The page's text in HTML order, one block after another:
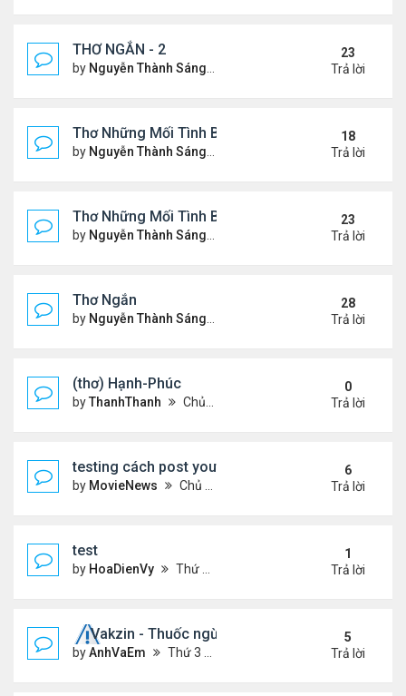
THƠ NGẮN - 2
by Nguyễn Thành Sáng Chủ nhật Tháng 7 30, 2023
23
Trả lời
Thơ Những Mối Tình Buồn (2)
by Nguyễn Thành Sáng Thứ 2 Tháng 5 22, 2023 8:48
18
Trả lời
Thơ Những Mối Tình Buồn
by Nguyễn Thành Sáng Thứ 7 Tháng 2 04, 2023 12:26
23
Trả lời
Thơ Ngắn
by Nguyễn Thành Sáng Thứ 7 Tháng 12 17, 2022 6:28
28
Trả lời
(thơ) Hạnh-Phúc
byThanhThanh Chủ nhật Tháng 1 23, 2022 12:25 pm
0
Trả lời
testing cách post youtube video
by MovieNews Chủ nhật Tháng 10 11, 2020 12:18 pm
6
Trả lời
test
by HoaDienVy Thứ 4 Tháng 12 02, 2020 12:22 pm
1
Trả lời
Vakzin - Thuốc ngừa corona
byAnhVaEm Thứ 3 Tháng 1 19, 2021 3:19 am
5
Trả lời